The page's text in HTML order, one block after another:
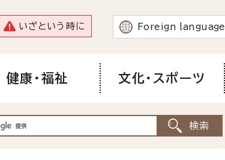
いざという時に Foreign language
健康・福祉 文化・スポーツ